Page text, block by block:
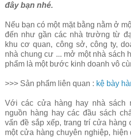
đây bạn nhé.
Nếu bạn có một mặt bằng nằm ở
đến như gần các nhà trường từ
khu cơ quan, công sở, công ty,
nhà chung cư ... mở một nhà sách
phẩm là một bước kinh doanh vô
>>> Sản phẩm liên quan : kệ bày
Với các cửa hàng hay nhà sách
nguồn hàng hay các đầu sách
vấn đề sắp xếp, trang trí cửa hàng
một cửa hàng chuyên nghiệp,